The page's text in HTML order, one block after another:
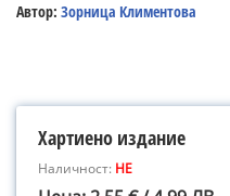
Автор: Зорница Климентова
Хартиено издание
Наличност: НЕ